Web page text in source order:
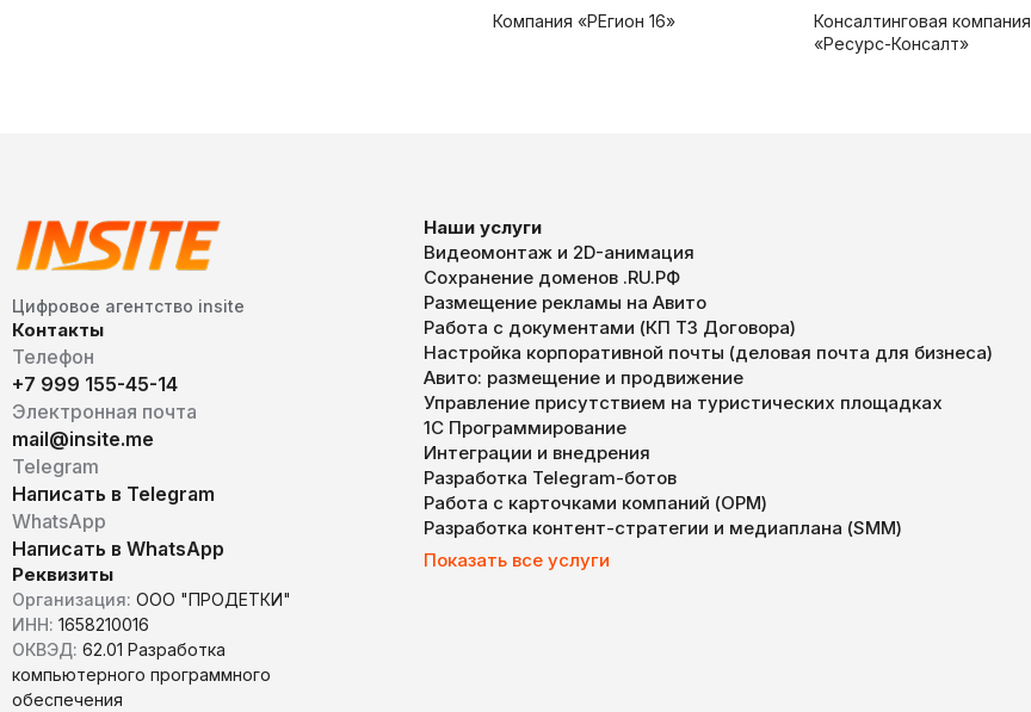
Компания «РЕгион 16»
Консалтинговая компания
«Ресурс-Консалт»
Цифровое агентство insite
Контакты
Телефон
+7 999 155-45-14
Электронная почта
mail@insite.me
Telegram
Написать в Telegram
WhatsApp
Написать в WhatsApp
Реквизиты
Организация: ООО "ПРОДЕТКИ"
ИНН: 1658210016
ОКВЭД: 62.01 Разработка
компьютерного программного
обеспечения
Наши услуги
Видеомонтаж и 2D-анимация
Сохранение доменов .RU.РФ
Размещение рекламы на Авито
Работа с документами (КП ТЗ Договора)
Настройка корпоративной почты (деловая почта для бизнеса)
Авито: размещение и продвижение
Управление присутствием на туристических площадках
1С Программирование
Интеграции и внедрения
Разработка Telegram-ботов
Работа с карточками компаний (ОРМ)
Разработка контент-стратегии и медиаплана (SMM)
Показать все услуги